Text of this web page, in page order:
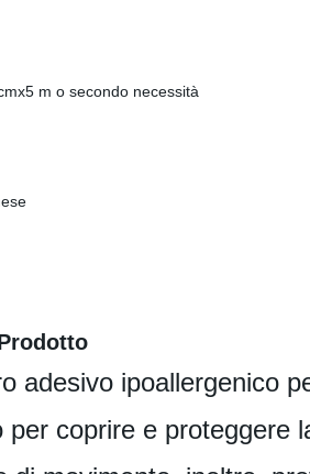
m o secondo necessità
adesivo ipoallergenico
per coprire e proteggere